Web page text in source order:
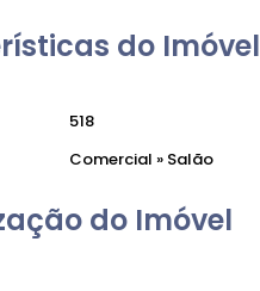
do Imóvel
518
Comercial » Salão
do Imóvel